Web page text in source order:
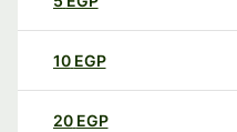
10 EGP
20 EGP